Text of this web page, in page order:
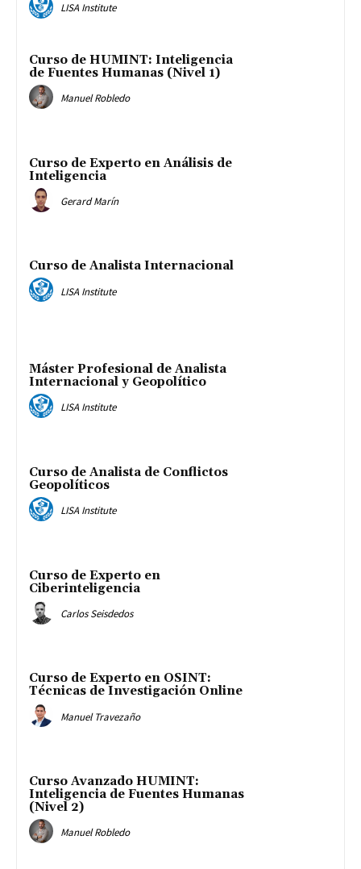
LISA Institute
Curso de HUMINT: Inteligencia
de Fuentes Humanas (Nivel 1)
Manuel Robledo
Curso de Experto en Análisis de
Inteligencia
Gerard Marín
Curso de Analista Internacional
LISA Institute
Máster Profesional de Analista
Internacional y Geopolítico
LISA Institute
Curso de Analista de Conflictos
Geopolíticos
LISA Institute
Curso de Experto en
Ciberinteligencia
Carlos Seisdedos
Curso de Experto en OSINT:
Técnicas de Investigación Online
Manuel Travezaño
Curso Avanzado HUMINT:
Inteligencia de Fuentes Humanas
(Nivel 2)
Manuel Robledo